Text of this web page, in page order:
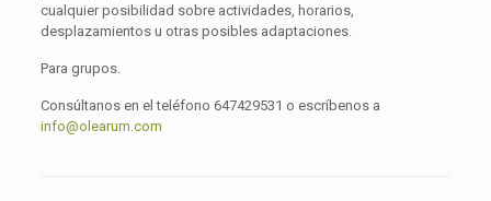
cualquier posibilidad sobre actividades, horarios,
desplazamientos u otras posibles adaptaciones.
Para grupos.
Consúltanos en el teléfono 647429531 o escríbenos a
info@olearum.com